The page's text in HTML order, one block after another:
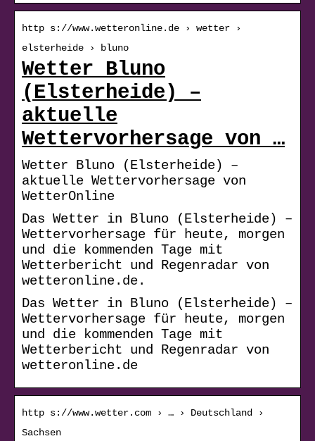
http s://www.wetteronline.de › wetter ›
elsterheide › bluno
Wetter Bluno
(Elsterheide) –
aktuelle
Wettervorhersage von …
Wetter Bluno (Elsterheide) –
aktuelle Wettervorhersage von
WetterOnline
Das Wetter in Bluno (Elsterheide) –
Wettervorhersage für heute, morgen
und die kommenden Tage mit
Wetterbericht und Regenradar von
wetteronline.de.
Das Wetter in Bluno (Elsterheide) –
Wettervorhersage für heute, morgen
und die kommenden Tage mit
Wetterbericht und Regenradar von
wetteronline.de
http s://www.wetter.com › … › Deutschland ›
Sachsen